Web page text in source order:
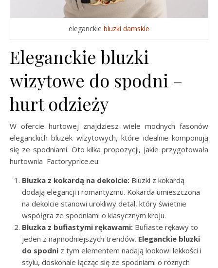
eleganckie bluzki damskie
Eleganckie bluzki
wizytowe do spodni –
hurt odzieży
W ofercie hurtowej znajdziesz wiele modnych fasonów
eleganckich bluzek wizytowych, które idealnie komponują
się ze spodniami. Oto kilka propozycji, jakie przygotowała
hurtownia Factoryprice.eu:
Bluzka z kokardą na dekolcie: Bluzki z kokardą
dodają elegancji i romantyzmu. Kokarda umieszczona
na dekolcie stanowi urokliwy detal, który świetnie
współgra ze spodniami o klasycznym kroju.
Bluzka z bufiastymi rękawami: Bufiaste rękawy to
jeden z najmodniejszych trendów. Eleganckie bluzki
do spodni z tym elementem nadają lookowi lekkości i
stylu, doskonale łącząc się ze spodniami o różnych